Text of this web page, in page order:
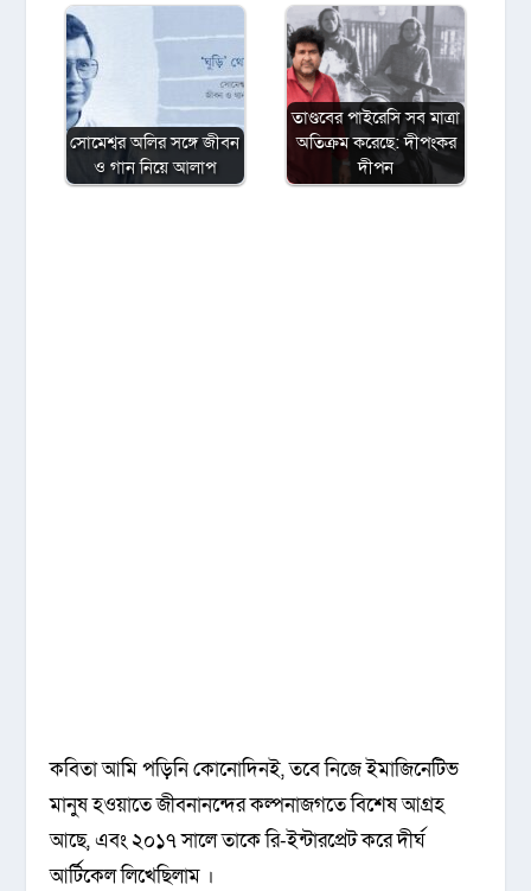
সোমেশ্বর অলির সঙ্গে জীবন
ও গান নিয়ে আলাপ
তাণ্ডবের পাইরেসি সব মাত্রা
অতিক্রম করেছে: দীপংকর
দীপন
কবিতা আমি পড়িনি কোনোদিনই, তবে নিজে ইমাজিনেটিভ
মানুষ হওয়াতে জীবনানন্দের কল্পনাজগতে বিশেষ আগ্রহ
আছে, এবং ২০১৭ সালে তাকে রি-ইন্টারপ্রেট করে দীর্ঘ
আর্টিকেল লিখেছিলাম ।